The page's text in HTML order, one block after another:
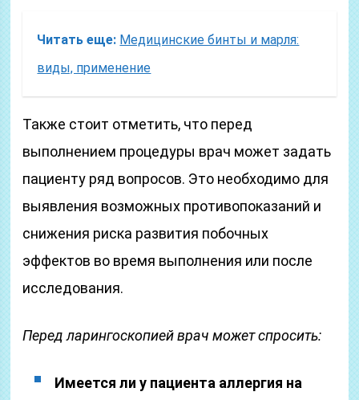
Читать еще: Медицинские бинты и марля:
виды, применение
Также стоит отметить, что перед
выполнением процедуры врач может задать
пациенту ряд вопросов. Это необходимо для
выявления возможных противопоказаний и
снижения риска развития побочных
эффектов во время выполнения или после
исследования.
Перед ларингоскопией врач может спросить:
Имеется ли у пациента аллергия на